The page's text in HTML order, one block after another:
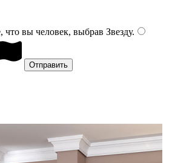
что вы человек, выбрав Звезду.